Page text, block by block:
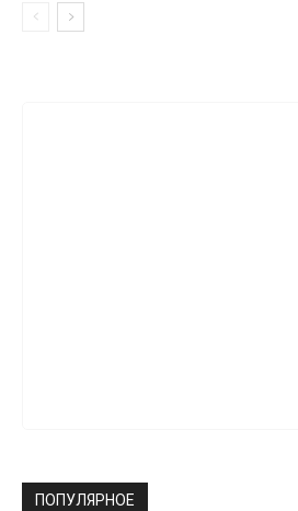
ПОПУЛЯРНОЕ